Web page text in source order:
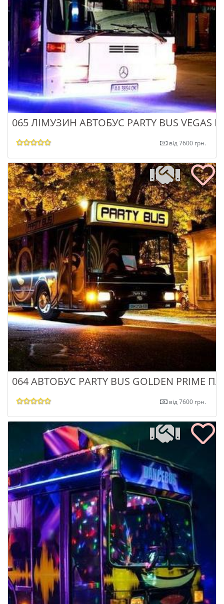
065 ЛІМУЗИН АВТОБУС PARTY BUS VEGAS
від 7600 грн.
064 АВТОБУС PARTY BUS GOLDEN PRIME
від 7600 грн.